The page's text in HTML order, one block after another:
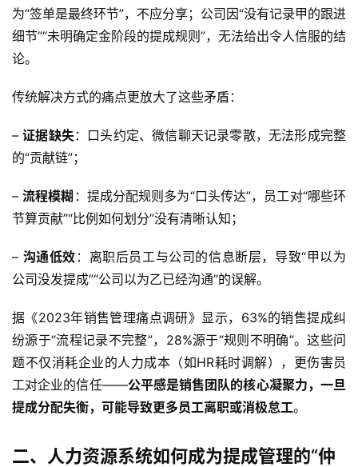
为“签单是最终环节”，不应分享；公司因“没有记录甲的跟进
细节”“未明确定金阶段的提成规则”，无法给出令人信服的结
论。
传统解决方式的痛点更放大了这些矛盾：
– 证据缺失：口头约定、微信聊天记录零散，无法形成完整
的“贡献链”；
– 流程模糊 ：提成分配规则多为“口头传达”，员工对“哪些环
节算贡献”“比例如何划分”没有清晰认知；
– 沟通低效 ：离职后员工与公司的信息断层，导致“甲以为
公司没发提成”“公司以为乙已经沟通”的误解。
据《2023年销售管理痛点调研》显示，63%的销售提成纠
纷源于“流程记录不完整”，28%源于“规则不明确”。这些问
题不仅消耗企业的人力成本（如HR耗时调解），更伤害员
工对企业的信任——公平感是销售团队的核心凝聚力，一旦
提成分配失衡，可能导致更多员工离职或消极怠工。
二、人力资源系统如何成为提成管理的“仲